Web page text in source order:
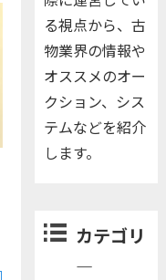
る視点から、古
物業界の情報や
オススメのオー
クション、シス
テムなどを紹介
します。
カテゴリ
―